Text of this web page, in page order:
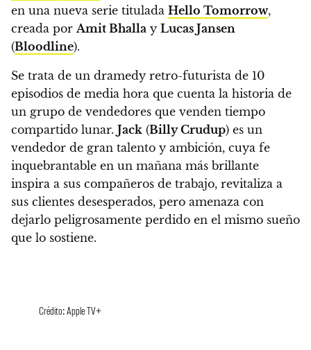
en una nueva serie titulada Hello Tomorrow,
creada por Amit Bhalla y Lucas Jansen
(Bloodline).
Se trata de un dramedy retro-futurista de 10
episodios de media hora que cuenta la historia de
un grupo de vendedores que venden tiempo
compartido lunar. Jack (Billy Crudup) es un
vendedor de gran talento y ambición, cuya fe
inquebrantable en un mañana más brillante
inspira a sus compañeros de trabajo, revitaliza a
sus clientes desesperados, pero amenaza con
dejarlo peligrosamente perdido en el mismo sueño
que lo sostiene.
Crédito: Apple TV+